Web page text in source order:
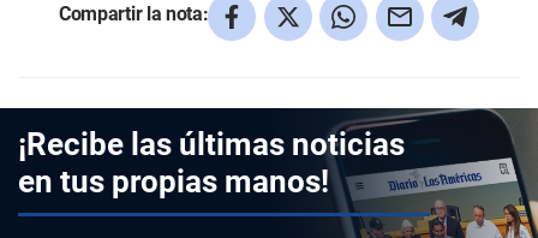
Compartir la nota:
¡Recibe las últimas noticias
en tus propias manos!